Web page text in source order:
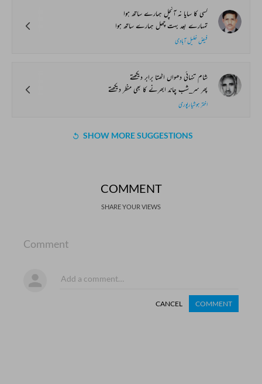
کسی کا سایا نہ آنچل ہمارے ساتھ ہوا
تمہارے بعد بہت چھل ہمارے ساتھ ہوا
فیض خلیل آبادی
شام تنہائی دھواں اٹھتا برابر دیکھتے
پھر سر_شب چاند ابھرنے کا بھی منظر دیکھتے
اختر ہوشیارپوری
SHOW MORE SUGGESTIONS
COMMENT
SHARE YOUR VIEWS
Comment
CANCEL COMMENT